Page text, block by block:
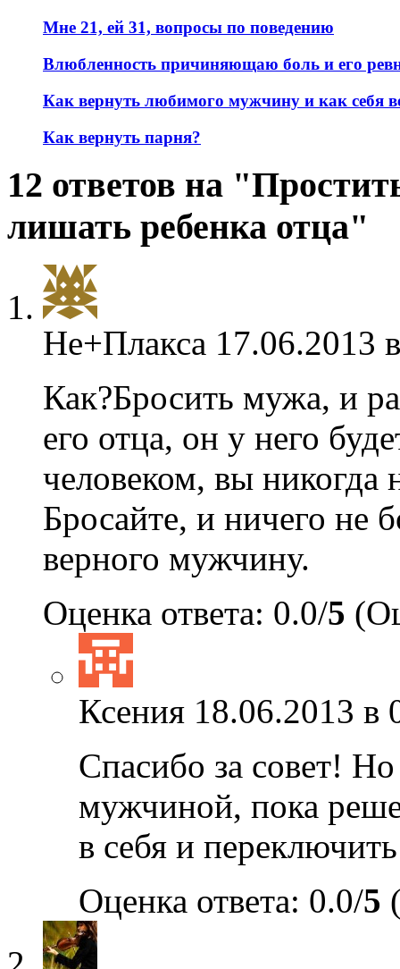
Мне 21, ей 31, вопросы по поведению
Влюбленность причиняющаю боль и его
Как вернуть любимого мужчину и как себя
Как вернуть парня?
12 ответов на
лишать ребенка отца"
Не+Плакса 17.06.2013
Как?Бросить мужа, и
его отца, он у него
человеком, вы никогда
Бросайте, и ничего не
верного мужчину.
Оценка ответа: 0.0/5
Ксения 18.06.2013 в
Спасибо за совет!
мужчиной, пока
в себя и
Оценка ответа: 0.0/5